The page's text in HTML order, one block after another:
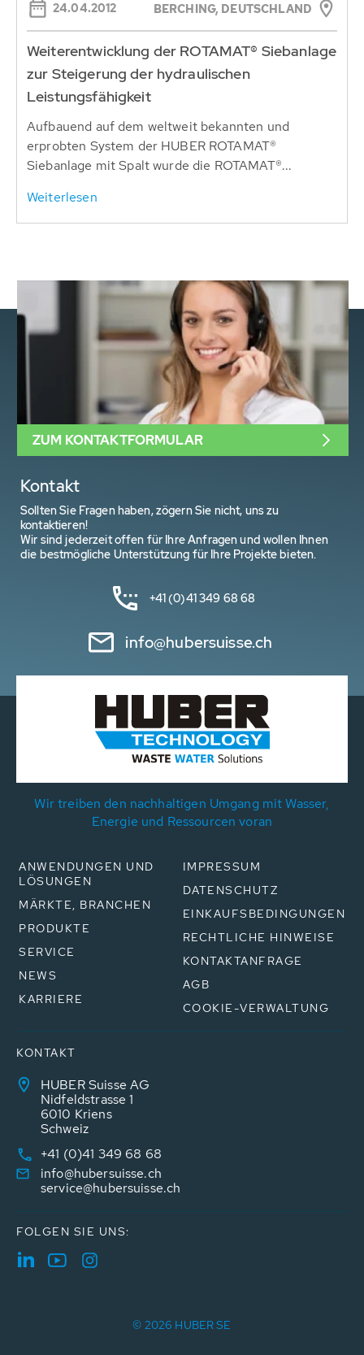
24.04.2012 BERCHING, DEUTSCHLAND
Weiterentwicklung der ROTAMAT® Siebanlage
zur Steigerung der hydraulischen
Leistungsfähigkeit
Aufbauend auf dem weltweit bekannten und
erprobten System der HUBER ROTAMAT®
Siebanlage mit Spalt wurde die ROTAMAT®...
Weiterlesen
Kontakt
Sollten Sie Fragen haben, zögern Sie nicht, uns zu
kontaktieren!
Wir sind jederzeit offen für Ihre Anfragen und wollen Ihnen
die bestmögliche Unterstützung für Ihre Projekte bieten.
+41 (0)41 349 68 68
info@hubersuisse.ch
ZUM KONTAKTFORMULAR
Wir treiben den nachhaltigen Umgang mit Wasser,
Energie und Ressourcen voran
ANWENDUNGEN UND
LÖSUNGEN
MÄRKTE, BRANCHEN
PRODUKTE
SERVICE
NEWS
KARRIERE
IMPRESSUM
DATENSCHUTZ
EINKAUFSBEDINGUNGEN
RECHTLICHE HINWEISE
KONTAKTANFRAGE
AGB
COOKIE-VERWALTUNG
KONTAKT
HUBER Suisse AG
Nidfeldstrasse 1
6010 Kriens
Schweiz
+41 (0)41 349 68 68
info@hubersuisse.ch
service@hubersuisse.ch
FOLGEN SIE UNS:
© 2026 HUBER SE